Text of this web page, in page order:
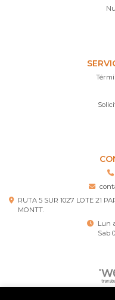
RUTA 5 SUR 1027 LOTE 21
MONTT.
Lun
Sab